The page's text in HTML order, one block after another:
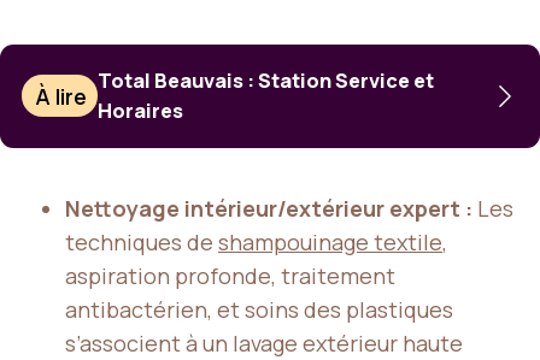
À lire
Total Beauvais : Station Service et
Horaires
Nettoyage intérieur/extérieur expert : Les
techniques de shampouinage textile,
aspiration profonde, traitement
antibactérien, et soins des plastiques
s’associent à un lavage extérieur haute